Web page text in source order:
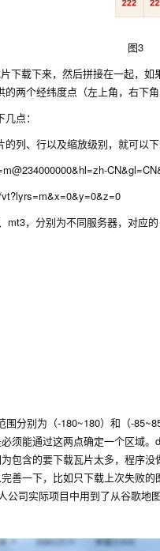
图3
下载下来，然后拼接在一起，
两个经纬度点（左上角，右下
点：
列、行以及缩放级别，就可以下
mt3，分别为不同服务器，对应
分别为（-180~180）和（-
须能通过这两点确定一个区域。
包含的要下载瓦片太多，程序
善一下，比如只下载上次失败的
司实际项目中用到了从谷歌地